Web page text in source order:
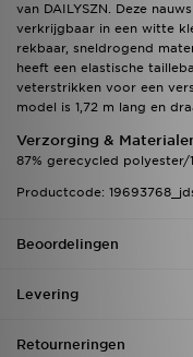
van DAILYSZN. Deze
verkrijgbaar in een witte
rekbaar, sneldrogend
heeft een elastische
veterstrikken voor een
model is 1,72 m lang en
Verzorging &
87% gerecycled polyester/
Productcode:
Beoordelingen
Levering
Retourneringen